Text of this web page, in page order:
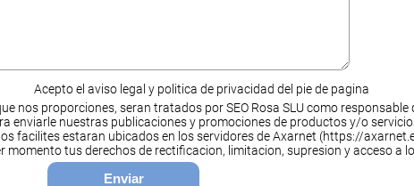
Acepto el aviso legal y politica de privacidad del pie de pagina
nos proporciones, seran tratados por SEO Rosa SLU como responsable
enviarle nuestras publicaciones y promociones de productos y/o
facilites estaran ubicados en los servidores de Axarnet (https://
momento tus derechos de rectificacion, limitacion, supresion y acceso a